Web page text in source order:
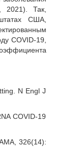
2021). Так,
США,
COVID-19,
N Engl J
COVID-19
326(14):